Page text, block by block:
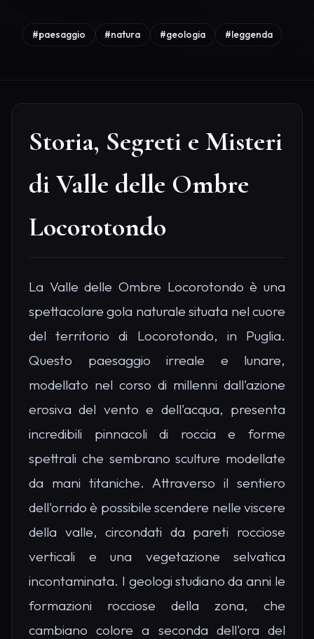
#paesaggio #natura #geologia #leggenda
Storia, Segreti e Misteri
di Valle delle Ombre
Locorotondo
La Valle delle Ombre Locorotondo è una
spettacolare gola naturale situata nel cuore
del territorio di Locorotondo, in Puglia.
Questo paesaggio irreale e lunare,
modellato nel corso di millenni dall'azione
erosiva del vento e dell'acqua, presenta
incredibili pinnacoli di roccia e forme
spettrali che sembrano sculture modellate
da mani titaniche. Attraverso il sentiero
dell'orrido è possibile scendere nelle viscere
della valle, circondati da pareti rocciose
verticali e una vegetazione selvatica
incontaminata. I geologi studiano da anni le
formazioni rocciose della zona, che
cambiano colore a seconda dell'ora del